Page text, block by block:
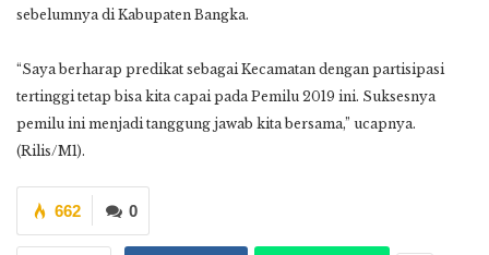
sebelumnya di Kabupaten Bangka.
“Saya berharap predikat sebagai Kecamatan dengan partisipasi
tertinggi tetap bisa kita capai pada Pemilu 2019 ini. Suksesnya
pemilu ini menjadi tanggung jawab kita bersama,” ucapnya.
(Rilis/M1).
0
662